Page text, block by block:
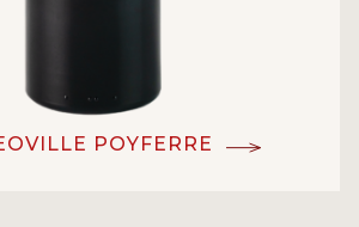
POYFERRE